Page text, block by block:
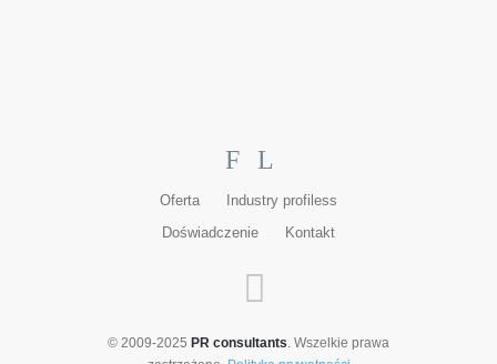
F L
Oferta Industry profiless
Doświadczenie Kontakt
© 2009-2025 PR consultants . Wszelkie prawa